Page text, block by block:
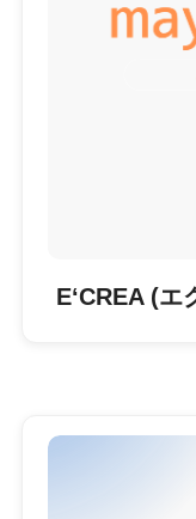
E‘CREA (エ